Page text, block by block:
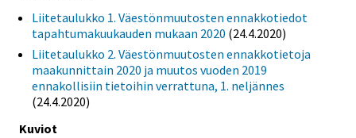
Liitetaulukko 1. Väestönmuutosten ennakkotiedot
tapahtumakuukauden mukaan 2020 (24.4.2020)
Liitetaulukko 2. Väestönmuutosten ennakkotietoja
maakunnittain 2020 ja muutos vuoden 2019
ennakollisiin tietoihin verrattuna, 1. neljännes
(24.4.2020)
Kuviot